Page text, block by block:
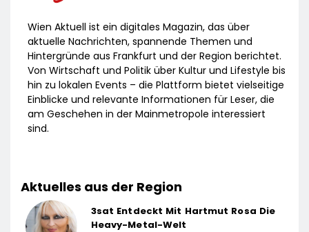
Wien Aktuell ist ein digitales Magazin, das über
aktuelle Nachrichten, spannende Themen und
Hintergründe aus Frankfurt und der Region berichtet.
Von Wirtschaft und Politik über Kultur und Lifestyle bis
hin zu lokalen Events – die Plattform bietet vielseitige
Einblicke und relevante Informationen für Leser, die
am Geschehen in der Mainmetropole interessiert
sind.
Aktuelles aus der Region
3sat Entdeckt Mit Hartmut Rosa Die
Heavy-Metal-Welt